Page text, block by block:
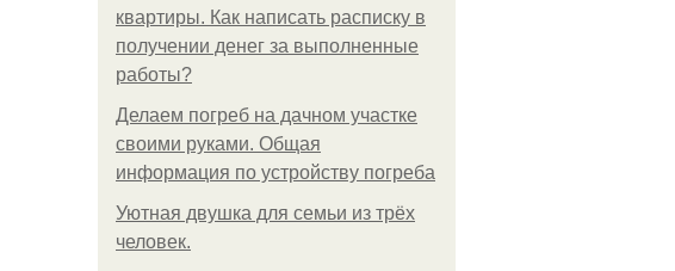
квартиры. Как написать расписку в
получении денег за выполненные
работы?
Делаем погреб на дачном участке
своими руками. Общая
информация по устройству погреба
Уютная двушка для семьи из трёх
человек.